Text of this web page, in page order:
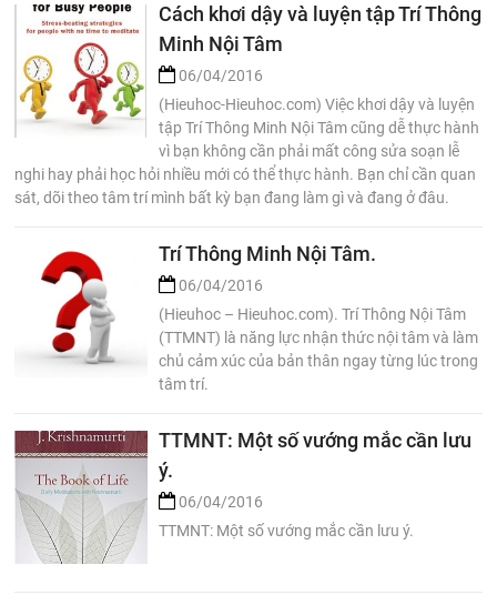
Cách khơi dậy và luyện tập Trí Thông
Minh Nội Tâm
06/04/2016
(Hieuhoc-Hieuhoc.com) Việc khơi dậy và luyện
tập Trí Thông Minh Nội Tâm cũng dễ thực hành
vì bạn không cần phải mất công sửa soạn lễ
nghi hay phải học hỏi nhiều mới có thể thực hành. Bạn chỉ cần quan
sát, dõi theo tâm trí mình bất kỳ bạn đang làm gì và đang ở đâu.
Trí Thông Minh Nội Tâm.
06/04/2016
(Hieuhoc – Hieuhoc.com). Trí Thông Nội Tâm
(TTMNT) là năng lực nhận thức nội tâm và làm
chủ cảm xúc của bản thân ngay từng lúc trong
tâm trí.
TTMNT: Một số vướng mắc cần lưu
ý.
06/04/2016
TTMNT: Một số vướng mắc cần lưu ý.